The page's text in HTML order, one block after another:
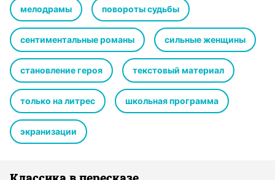
мелодрамы повороты судьбы
сентиментальные романы сильные женщины
становление героя текстовый материал
только на литрес школьная программа
экранизации